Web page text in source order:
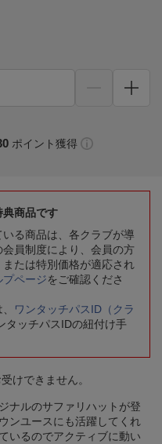
ポイント獲得
典商品です
いる商品は、各クラブが導
員制度により、会員の方
たは特別価格が適応され
プページをご確認くださ
ワンタッチパスID（クラ
タッチパスIDの紐付け手
けできません。
ナルのサファリハットが登
ンユースにも活躍してくれ
いるのでアクティブに動い